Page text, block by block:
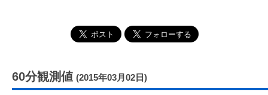
60分観測値 (2015年03月02日)